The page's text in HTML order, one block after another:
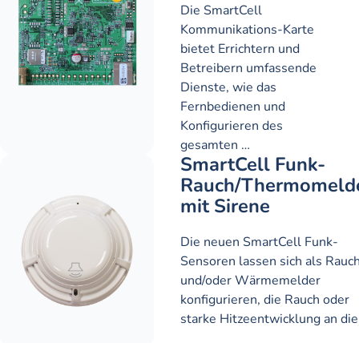
Die SmartCell
Kommunikations-Karte
bietet Errichtern und
Betreibern umfassende
Dienste, wie das
Fernbedienen und
Konfigurieren des
gesamten …
SmartCell Funk-
Rauch/
mit Sirene
Die neuen SmartCell Funk-
Sensoren lassen sich als
und/oder Wärmemelder
konfigurieren, die Rauch oder
starke Hitzeentwicklung an